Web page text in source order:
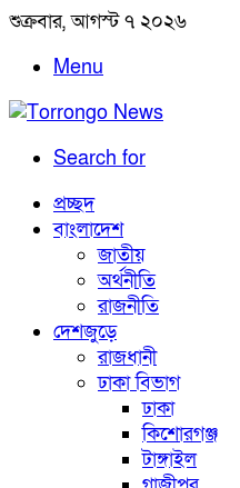
শুক্রবার, আগস্ট ৭ ২০২৬
Menu
Search for
প্রচ্ছদ
বাংলাদেশ
জাতীয়
অর্থনীতি
রাজনীতি
দেশজুড়ে
রাজধানী
ঢাকা বিভাগ
ঢাকা
কিশোরগঞ্জ
টাঙ্গাইল